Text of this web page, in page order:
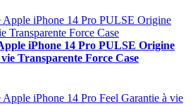
iPhone 14 Pro PULSE Origine
Transparente Force Case